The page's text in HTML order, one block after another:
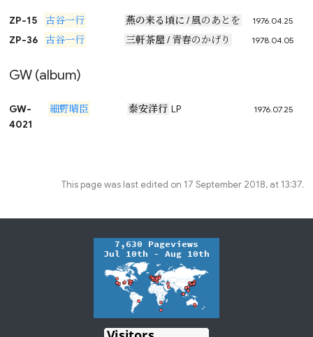
ZP-15 古谷一行 燕の来る頃に / 風のあとを 1976.04.25
ZP-36 古谷一行 三軒茶屋 / 青春のかげり 1978.04.05
GW (album)
GW-
4021
細野晴臣 泰安洋行 LP 1976.07.25
This page was last edited on 17 September 2018, at 13:37.